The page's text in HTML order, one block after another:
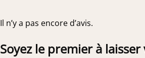
Il n’y a pas encore d’avis.
Soyez le premier à